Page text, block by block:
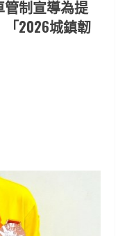
制宣導為提
2026城鎮韌